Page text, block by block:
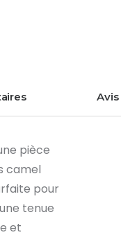
Avis
pièce
camel
pour
tenue
et